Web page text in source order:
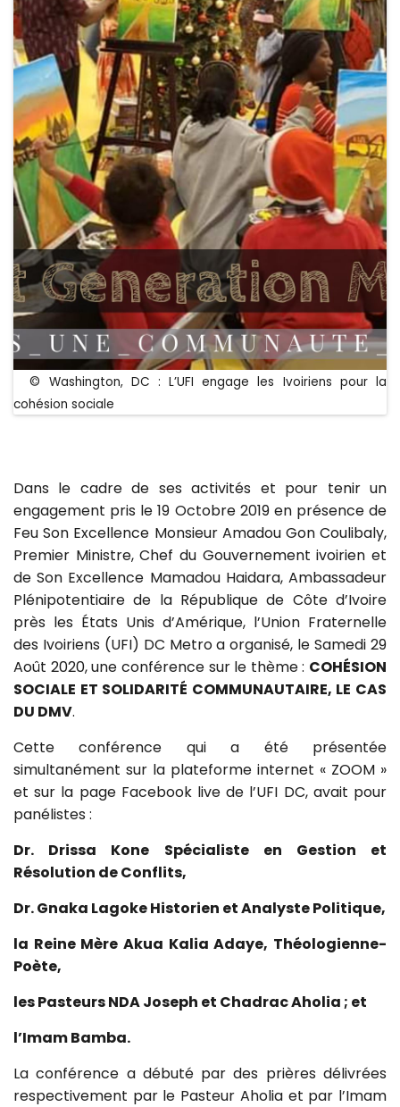
© Washington, DC : L’UFI engage les Ivoiriens pour la
cohésion sociale
Dans le cadre de ses activités et pour tenir un
engagement pris le 19 Octobre 2019 en présence de
Feu Son Excellence Monsieur Amadou Gon Coulibaly,
Premier Ministre, Chef du Gouvernement ivoirien et
de Son Excellence Mamadou Haidara, Ambassadeur
Plénipotentiaire de la République de Côte d’Ivoire
près les États Unis d’Amérique, l’Union Fraternelle
des Ivoiriens (UFI) DC Metro a organisé, le Samedi 29
Août 2020, une conférence sur le thème : COHÉSION
SOCIALE ET SOLIDARITÉ COMMUNAUTAIRE, LE CAS
DU DMV.
Cette conférence qui a été présentée
simultanément sur la plateforme internet « ZOOM »
et sur la page Facebook live de l’UFI DC, avait pour
panélistes :
Dr. Drissa Kone Spécialiste en Gestion et
Résolution de Conflits,
Dr. Gnaka Lagoke Historien et Analyste Politique,
la Reine Mère Akua Kalia Adaye, Théologienne-
Poète,
les Pasteurs NDA Joseph et Chadrac Aholia ; et
l’Imam Bamba.
La conférence a débuté par des prières délivrées
respectivement par le Pasteur Aholia et par l’Imam